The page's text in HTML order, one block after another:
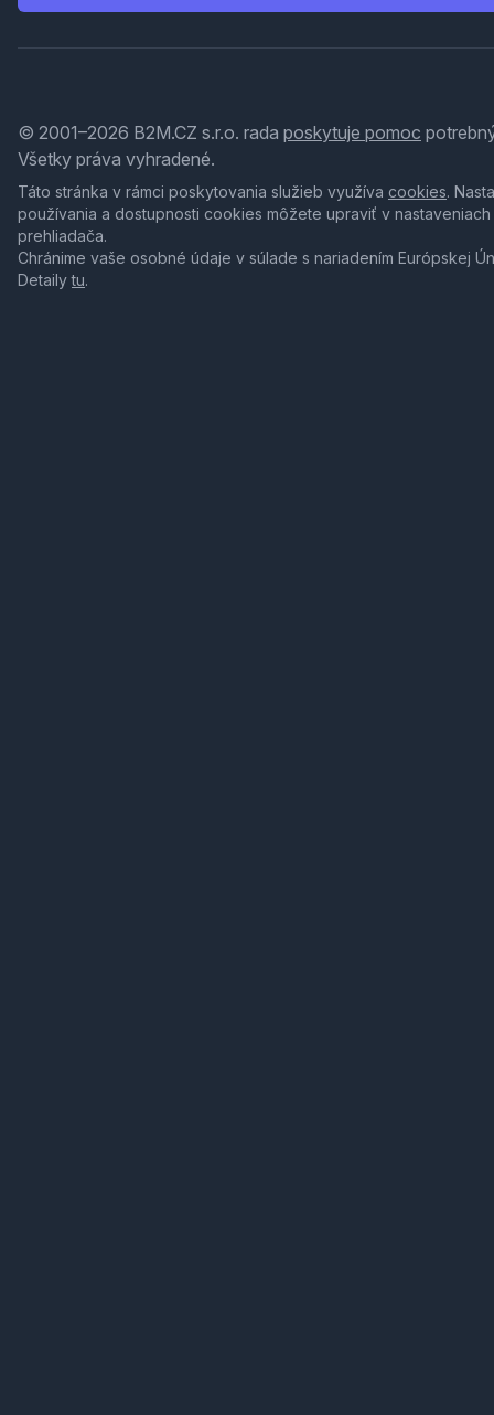
© 2001–2026 B2M.CZ s.r.o. rada poskytuje pomoc
Všetky práva vyhradené.
Táto stránka v rámci poskytovania služieb využíva cookies.
používania a dostupnosti cookies môžete upraviť v nastaveniach
prehliadača.
Chránime vaše osobné údaje v súlade s nariadením Európskej
Detailytu.